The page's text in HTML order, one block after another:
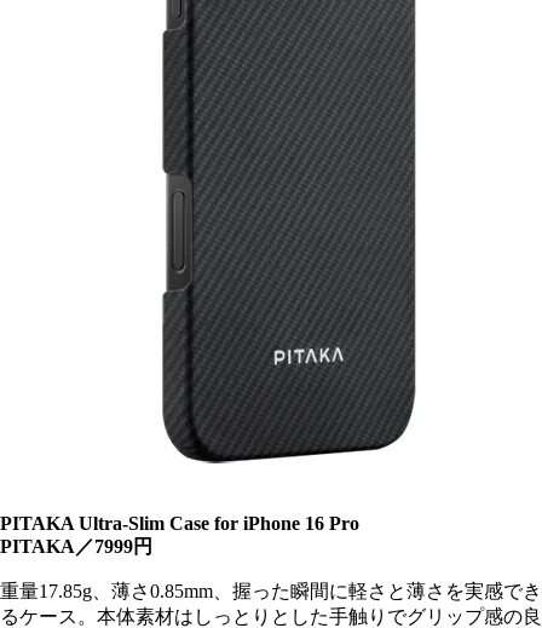
PITAKA Ultra-Slim Case for iPhone 16 Pro
PITAKA／7999円
重量17.85g、薄さ0.85mm、握った瞬間に軽さと薄さを実感でき
るケース。本体素材はしっとりとした手触りでグリップ感の良